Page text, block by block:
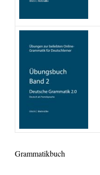
Grammatikbuch